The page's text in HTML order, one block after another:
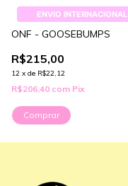
ENVIO INTERNACIONAL
ONF - GOOSEBUMPS
R$215,00
12 x de R$22,12
R$206,40 com Pix
Comprar